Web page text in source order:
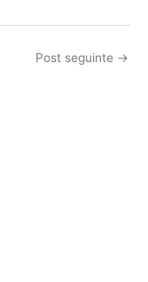
Post seguinte →